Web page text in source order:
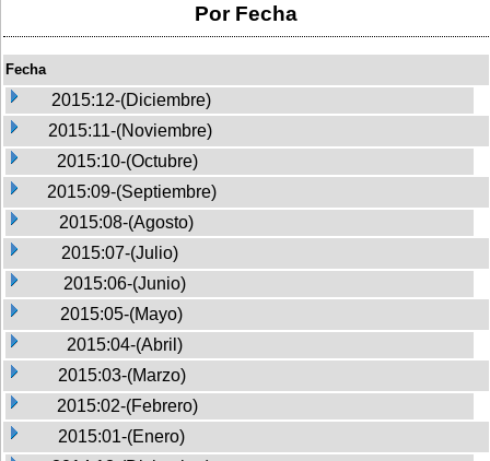
Por Fecha
Fecha
2015:12-(Diciembre)
2015:11-(Noviembre)
2015:10-(Octubre)
2015:09-(Septiembre)
2015:08-(Agosto)
2015:07-(Julio)
2015:06-(Junio)
2015:05-(Mayo)
2015:04-(Abril)
2015:03-(Marzo)
2015:02-(Febrero)
2015:01-(Enero)